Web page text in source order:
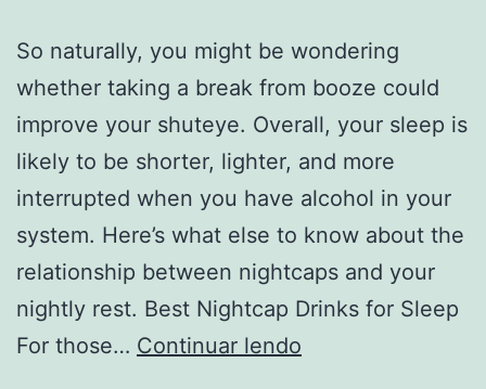
So naturally, you might be wondering
whether taking a break from booze could
improve your shuteye. Overall, your sleep is
likely to be shorter, lighter, and more
interrupted when you have alcohol in your
system. Here’s what else to know about the
relationship between nightcaps and your
nightly rest. Best Nightcap Drinks for Sleep
For those… Continuar lendo